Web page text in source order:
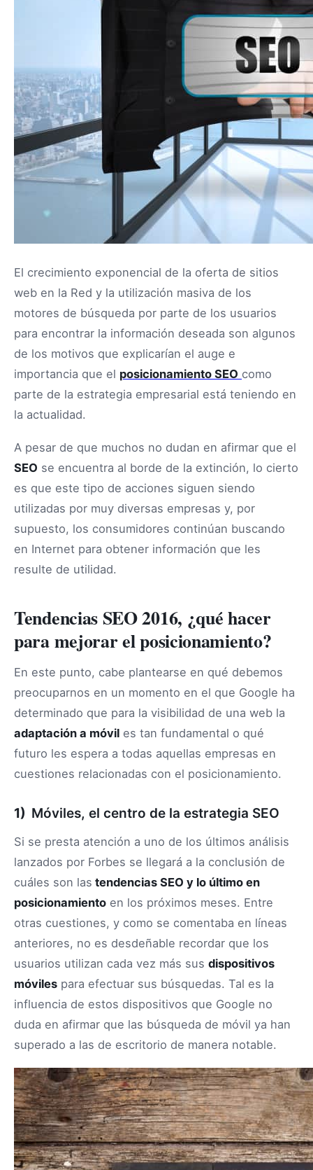
El crecimiento exponencial de la oferta de sitios
web en la Red y la utilización masiva de los
motores de búsqueda por parte de los usuarios
para encontrar la información deseada son algunos
de los motivos que explicarían el auge e
importancia que el posicionamiento SEO como
parte de la estrategia empresarial está teniendo en
la actualidad.
A pesar de que muchos no dudan en afirmar que el
SEO se encuentra al borde de la extinción, lo cierto
es que este tipo de acciones siguen siendo
utilizadas por muy diversas empresas y, por
supuesto, los consumidores continúan buscando
en Internet para obtener información que les
resulte de utilidad.
Tendencias SEO 2016, ¿qué hacer
para mejorar el posicionamiento?
En este punto, cabe plantearse en qué debemos
preocuparnos en un momento en el que Google ha
determinado que para la visibilidad de una web la
adaptación a móvil es tan fundamental o qué
futuro les espera a todas aquellas empresas en
cuestiones relacionadas con el posicionamiento.
1) Móviles, el centro de la estrategia SEO
Si se presta atención a uno de los últimos análisis
lanzados por Forbes se llegará a la conclusión de
cuáles son las tendencias SEO y lo último en
posicionamiento en los próximos meses. Entre
otras cuestiones, y como se comentaba en líneas
anteriores, no es desdeñable recordar que los
usuarios utilizan cada vez más sus dispositivos
móviles para efectuar sus búsquedas. Tal es la
influencia de estos dispositivos que Google no
duda en afirmar que las búsqueda de móvil ya han
superado a las de escritorio de manera notable.